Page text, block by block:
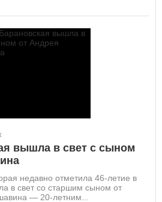
вышла в свет с сыном
недавно отметила 46-летие в
в свет со старшим сыном от
— 20-летним...